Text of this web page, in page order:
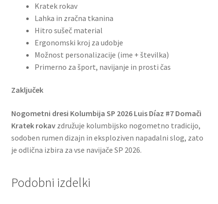
Kratek rokav
Lahka in zračna tkanina
Hitro sušeč material
Ergonomski kroj za udobje
Možnost personalizacije (ime + številka)
Primerno za šport, navijanje in prosti čas
Zaključek
Nogometni dresi Kolumbija SP 2026 Luis Díaz #7 Domači
Kratek rokavzdružuje kolumbijsko nogometno tradicijo,
sodoben rumen dizajn in eksploziven napadalni slog, zato
je odlična izbira za vse navijače SP 2026.
Podobni izdelki